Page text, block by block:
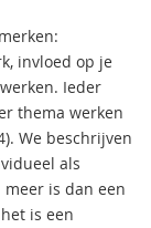
invloed op je
Ieder
thema werken
We beschrijven
als
is dan een
is een